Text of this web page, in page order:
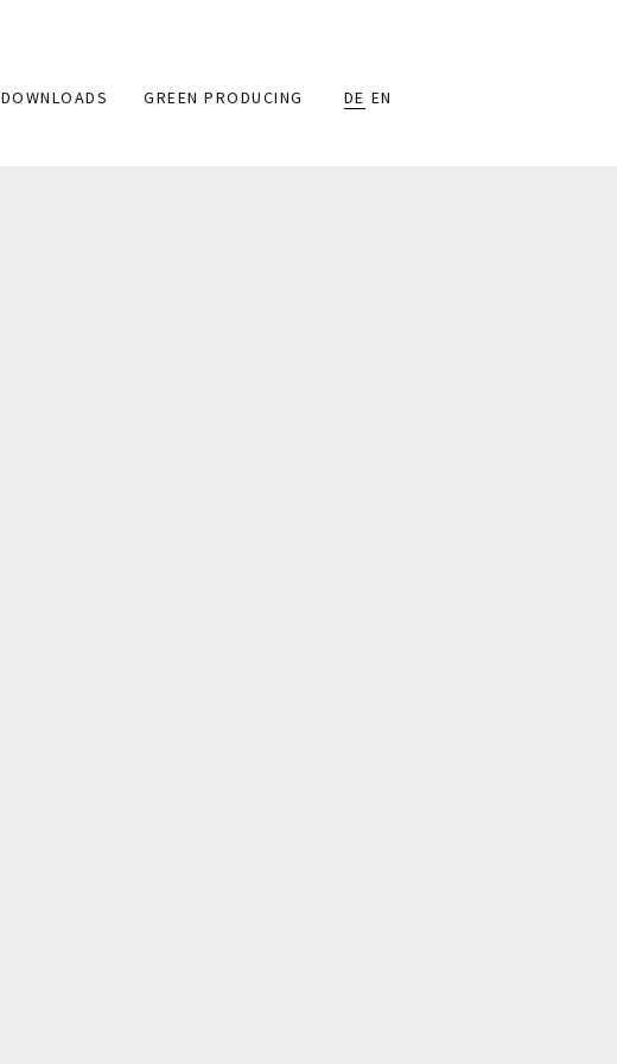
DOWNLOADS GREEN PRODUCING DE EN